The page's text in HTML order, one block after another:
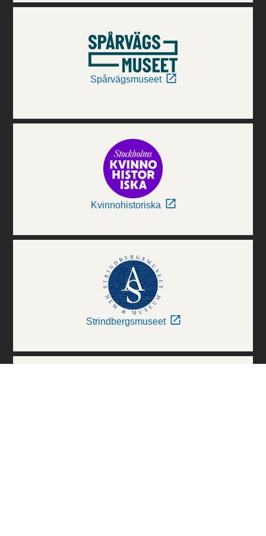
Spårvägsmuseet
Kvinnohistoriska
Strindbergsmuseet